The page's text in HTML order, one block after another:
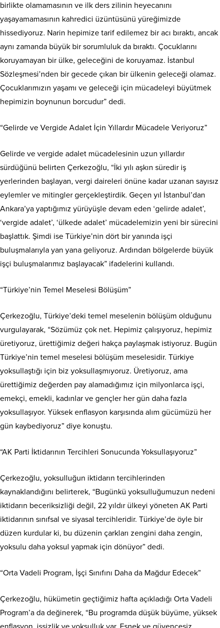
birlikte olamamasının ve ilk ders zilinin heyecanını
yaşayamamasının kahredici üzüntüsünü yüreğimizde
hissediyoruz. Narin hepimize tarif edilemez bir acı bıraktı, ancak
aynı zamanda büyük bir sorumluluk da bıraktı. Çocuklarını
koruyamayan bir ülke, geleceğini de koruyamaz. İstanbul
Sözleşmesi’nden bir gecede çıkan bir ülkenin geleceği olamaz.
Çocuklarımızın yaşamı ve geleceği için mücadeleyi büyütmek
hepimizin boynunun borcudur” dedi.
“Gelirde ve Vergide Adalet İçin Yıllardır Mücadele Veriyoruz”
Gelirde ve vergide adalet mücadelesinin uzun yıllardır
sürdüğünü belirten Çerkezoğlu, “İki yılı aşkın süredir iş
yerlerinden başlayan, vergi daireleri önüne kadar uzanan sayısız
eylemler ve mitingler gerçekleştirdik. Geçen yıl İstanbul’dan
Ankara’ya yaptığımız yürüyüşle devam eden ‘gelirde adalet’,
‘vergide adalet’, ‘ülkede adalet’ mücadelemizin yeni bir sürecini
başlattık. Şimdi ise Türkiye’nin dört bir yanında işçi
buluşmalarıyla yan yana geliyoruz. Ardından bölgelerde büyük
işçi buluşmalarımız başlayacak” ifadelerini kullandı.
“Türkiye’nin Temel Meselesi Bölüşüm”
Çerkezoğlu, Türkiye’deki temel meselenin bölüşüm olduğunu
vurgulayarak, “Sözümüz çok net. Hepimiz çalışıyoruz, hepimiz
üretiyoruz, ürettiğimiz değeri hakça paylaşmak istiyoruz. Bugün
Türkiye’nin temel meselesi bölüşüm meselesidir. Türkiye
yoksullaştığı için biz yoksullaşmıyoruz. Üretiyoruz, ama
ürettiğimiz değerden pay alamadığımız için milyonlarca işçi,
emekçi, emekli, kadınlar ve gençler her gün daha fazla
yoksullaşıyor. Yüksek enflasyon karşısında alım gücümüzü her
gün kaybediyoruz” diye konuştu.
“AK Parti İktidarının Tercihleri Sonucunda Yoksullaşıyoruz”
Çerkezoğlu, yoksulluğun iktidarın tercihlerinden
kaynaklandığını belirterek, “Bugünkü yoksulluğumuzun nedeni
iktidarın beceriksizliği değil, 22 yıldır ülkeyi yöneten AK Parti
iktidarının sınıfsal ve siyasal tercihleridir. Türkiye’de öyle bir
düzen kurdular ki, bu düzenin çarkları zengini daha zengin,
yoksulu daha yoksul yapmak için dönüyor” dedi.
“Orta Vadeli Program, İşçi Sınıfını Daha da Mağdur Edecek”
Çerkezoğlu, hükümetin geçtiğimiz hafta açıkladığı Orta Vadeli
Program’a da değinerek, “Bu programda düşük büyüme, yüksek